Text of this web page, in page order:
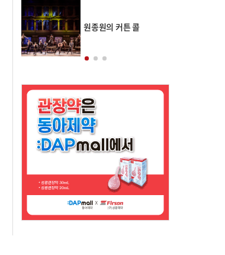
원종원의 커튼 콜